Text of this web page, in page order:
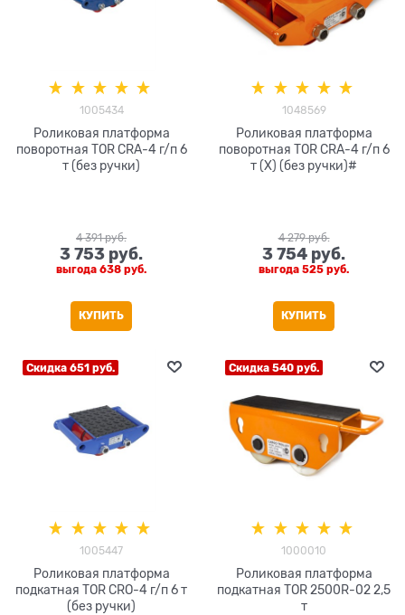
1005434
Роликовая платформа
поворотная TOR CRA-4 г/п 6
т (без ручки)
4 391 руб.
3 753 руб.
выгода 638 руб.
КУПИТЬ
1048569
Роликовая платформа
поворотная TOR CRA-4 г/п 6
т (X) (без ручки)#
4 279 руб.
3 754 руб.
выгода 525 руб.
КУПИТЬ
Скидка 651 руб.
1005447
Роликовая платформа
подкатная TOR CRO-4 г/п 6 т
(без ручки)
Скидка 540 руб.
1000010
Роликовая платформа
подкатная TOR 2500R-02 2,5
т